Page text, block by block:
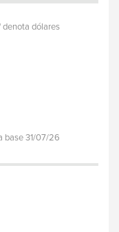
denota dólares
base 31/07/26